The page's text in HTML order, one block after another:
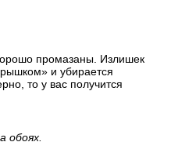
промазаны. Излишек
и убирается
то у вас получится
обоях.